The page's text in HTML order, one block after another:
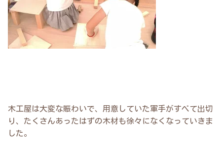
木工屋は大変な賑わいで、用意していた軍手がすべて出切
り、たくさんあったはずの木材も徐々になくなっていきま
した。